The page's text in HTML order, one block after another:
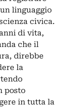
linguaggio
civica.
di vita,
che il
direbbe
la
posto
in tutta la